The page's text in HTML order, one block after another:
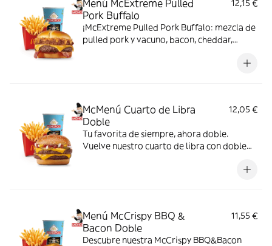
Menú McExtreme Pulled
Pork Buffalo
12,15 €
¡McExtreme Pulled Pork Buffalo: mezcla de
pulled pork y vacuno, bacon, cheddar,
McMenú Cuarto de Libra
Doble
12,05 €
Tu favorita de siempre, ahora doble.
Vuelve nuestro cuarto de libra con doble
cheddar, pepinillo, cebolla en tiras, kétchup
Menú McCrispy BBQ &
Bacon Doble
11,55 €
Descubre nuestra McCrispy BBQ&Bacon